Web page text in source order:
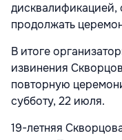
дисквалификацией,
продолжать
В итоге
извинения
повторную
субботу, 22 июля.
19-летняя